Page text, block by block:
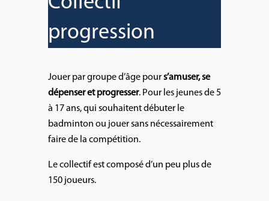
progression
Jouer par groupe d’âge pours’amuser, se
dépenser et progresser. Pour les jeunes de 5
à 17 ans, qui souhaitent débuter le
badminton ou jouer sans nécessairement
faire de la compétition.
Le collectif est composé d’un peu plus de
150 joueurs.